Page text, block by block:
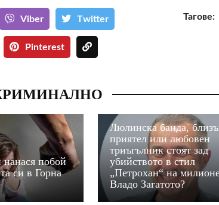
Viber Тwitter
Pinterest
Тагове:
побой
си в Горна
Люлинска банда,
приятел или любовен
триъгълник стоят зад
убийството в стил
„Петрохан“ на
Владо Загатото?